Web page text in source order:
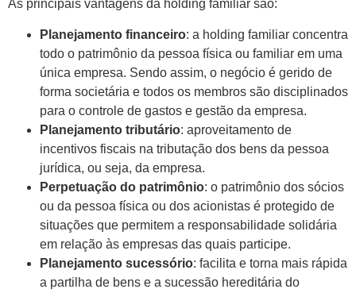
As principais vantagens da holding familiar são:
Planejamento financeiro: a holding familiar concentra
todo o patrimônio da pessoa física ou familiar em uma
única empresa. Sendo assim, o negócio é gerido de
forma societária e todos os membros são disciplinados
para o controle de gastos e gestão da empresa.
Planejamento tributário: aproveitamento de
incentivos fiscais na tributação dos bens da pessoa
jurídica, ou seja, da empresa.
Perpetuação do patrimônio: o patrimônio dos sócios
ou da pessoa física ou dos acionistas é protegido de
situações que permitem a responsabilidade solidária
em relação às empresas das quais participe.
Planejamento sucessório: facilita e torna mais rápida
a partilha de bens e a sucessão hereditária do